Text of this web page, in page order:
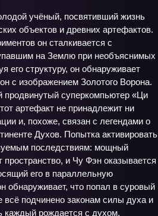
учёный, посвятивший жизнь
объектов и древних артефактов.
он сталкивается с
на Землю при необъяснимых
его структуру, он обнаруживает
с изображением Золотого Ворона.
продвинутый суперкомпьютер «Ци
артефакт не принадлежит ни
и, похоже, связан с легендами о
Духов. Попытка активировать
последствиям: мощный
пространство, и Чу Фэн оказывается
его в параллельную
обнаруживает, что попал в суровый
всё подчинено законам силы духа и
каждый рождается с духом,